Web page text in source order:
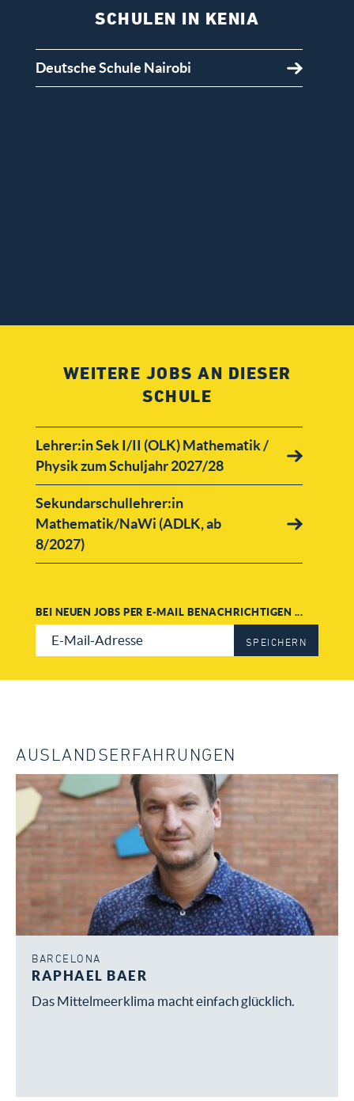
SCHULEN IN KENIA
Deutsche Schule Nairobi
WEITERE JOBS AN DIESER
SCHULE
Lehrer:in Sek I/II (OLK) Mathematik /
Physik zum Schuljahr 2027/28
Sekundarschullehrer:in
Mathematik/NaWi (ADLK, ab
8/2027)
BEI NEUEN JOBS PER E-MAIL BENACHRICHTIGEN ...
SPEICHERN
AUSLANDSERFAHRUNGEN
BARCELONA
RAPHAEL BAER
Das Mittelmeerklima macht einfach glücklich.